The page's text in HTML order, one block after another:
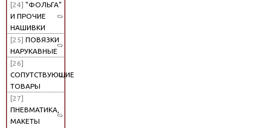
[24] "ФОЛЬГА"
И ПРОЧИЕ
НАШИВКИ
[25] ПОВЯЗКИ
НАРУКАВНЫЕ
[26]
СОПУТСТВУЮЩИЕ
ТОВАРЫ
[27]
ПНЕВМАТИКА,
МАКЕТЫ